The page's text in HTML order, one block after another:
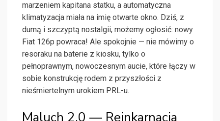
marzeniem kapitana statku, a automatyczna
klimatyzacja miała na imię otwarte okno. Dziś, z
dumą i szczyptą nostalgii, możemy ogłosić: nowy
Fiat 126p powraca! Ale spokojnie — nie mówimy o
resoraku na baterie z kiosku, tylko o
pełnoprawnym, nowoczesnym aucie, które łączy w
sobie konstrukcję rodem z przyszłości z
nieśmiertelnym urokiem PRL-u.
Maluch 2.0 — Reinkarnacja